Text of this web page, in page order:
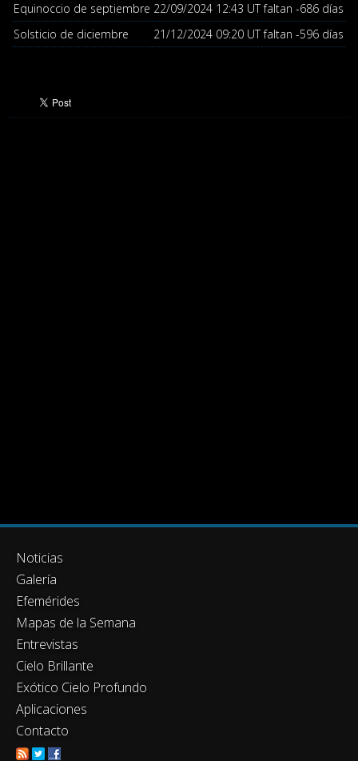
Equinoccio de septiembre 22/09/2024 12:43 UT faltan -686 días
Solsticio de diciembre
21/12/2024 09:20 UT faltan -596 días
Noticias
Galería
Efemérides
Mapas de la Semana
Entrevistas
Cielo Brillante
Exótico Cielo Profundo
Aplicaciones
Contacto